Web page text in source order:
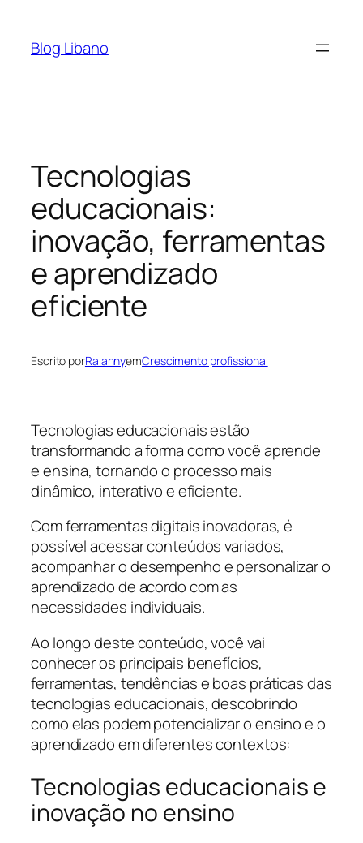
Blog Libano
Tecnologias
educacionais:
inovação, ferramentas
e aprendizado
eficiente
Escrito porRaiannyemCrescimento profissional
Tecnologias educacionais estão
transformando a forma como você aprende
e ensina, tornando o processo mais
dinâmico, interativo e eficiente.
Com ferramentas digitais inovadoras, é
possível acessar conteúdos variados,
acompanhar o desempenho e personalizar o
aprendizado de acordo com as
necessidades individuais.
Ao longo deste conteúdo, você vai
conhecer os principais benefícios,
ferramentas, tendências e boas práticas das
tecnologias educacionais, descobrindo
como elas podem potencializar o ensino e o
aprendizado em diferentes contextos:
Tecnologias educacionais e
inovação no ensino